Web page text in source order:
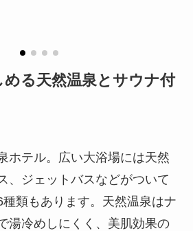
める天然温泉とサウナ付
ホテル。広い大浴場には天然
、ジェットバスなどがついて
類もあります。天然温泉はナ
湯冷めしにくく、美肌効果の